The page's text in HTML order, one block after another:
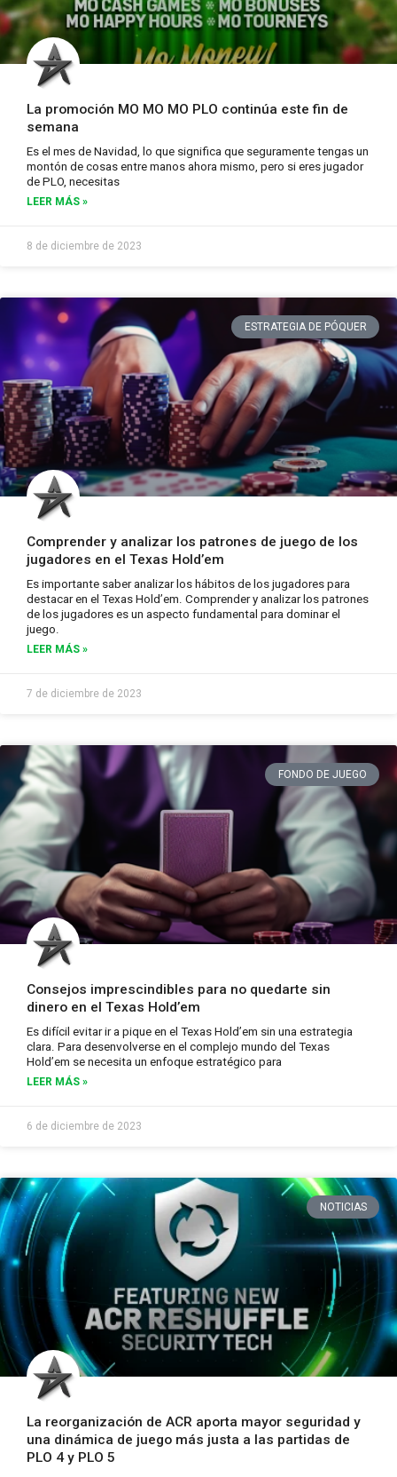
La promoción MO MO MO PLO continúa este fin de
semana
Es el mes de Navidad, lo que significa que seguramente tengas un
montón de cosas entre manos ahora mismo, pero si eres jugador
de PLO, necesitas
LEER MÁS »
8 de diciembre de 2023
ESTRATEGIA DE PÓQUER
Comprender y analizar los patrones de juego de los
jugadores en el Texas Hold’em
Es importante saber analizar los hábitos de los jugadores para
destacar en el Texas Hold’em. Comprender y analizar los patrones
de los jugadores es un aspecto fundamental para dominar el
juego.
LEER MÁS »
7 de diciembre de 2023
FONDO DE JUEGO
Consejos imprescindibles para no quedarte sin
dinero en el Texas Hold’em
Es difícil evitar ir a pique en el Texas Hold’em sin una estrategia
clara. Para desenvolverse en el complejo mundo del Texas
Hold’em se necesita un enfoque estratégico para
LEER MÁS »
6 de diciembre de 2023
NOTICIAS
La reorganización de ACR aporta mayor seguridad y
una dinámica de juego más justa a las partidas de
PLO 4 y PLO 5